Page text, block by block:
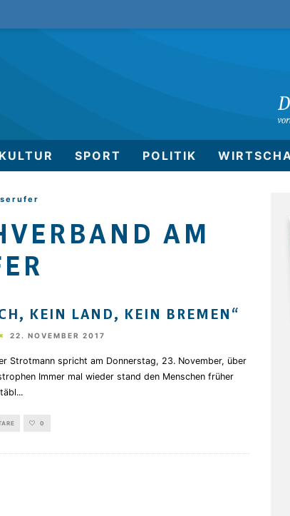
KULTUR SPORT POLITIK
AM
KEIN LAND, KEIN BREMEN“
22. NOVEMBER 2017
Strotmann spricht am Donnerstag, 23. November, über
Immer mal wieder stand den Menschen früher
...
0